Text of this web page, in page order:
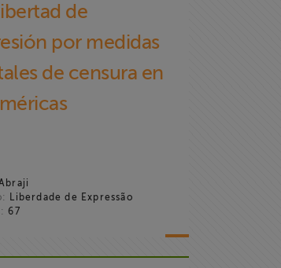
de
por medidas
de censura en
Liberdade de Expressão
67